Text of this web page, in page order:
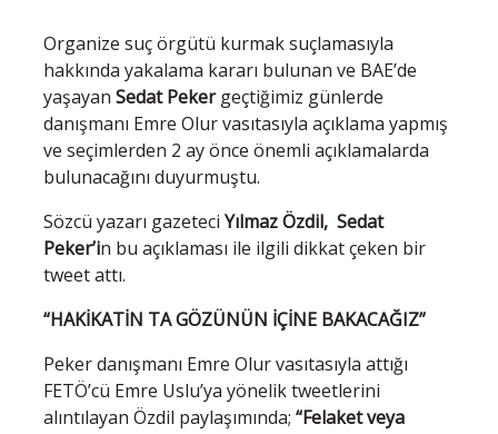
Organize suç örgütü kurmak suçlamasıyla
hakkında yakalama kararı bulunan ve BAE’de
yaşayan Sedat Pekergeçtiğimiz günlerde
danışmanı Emre Olur vasıtasıyla açıklama yapmış
ve seçimlerden 2 ay önce önemli açıklamalarda
bulunacağını duyurmuştu.
Sözcü yazarı gazeteci Yılmaz Özdil, Sedat
Peker’in bu açıklaması ile ilgili dikkat çeken bir
tweet attı.
“HAKİKATİN TA GÖZÜNÜN İÇİNE BAKACAĞIZ”
Peker danışmanı Emre Olur vasıtasıyla attığı
FETÖ’cü Emre Uslu’ya yönelik tweetlerini
alıntılayan Özdil paylaşımında; “Felaket veya